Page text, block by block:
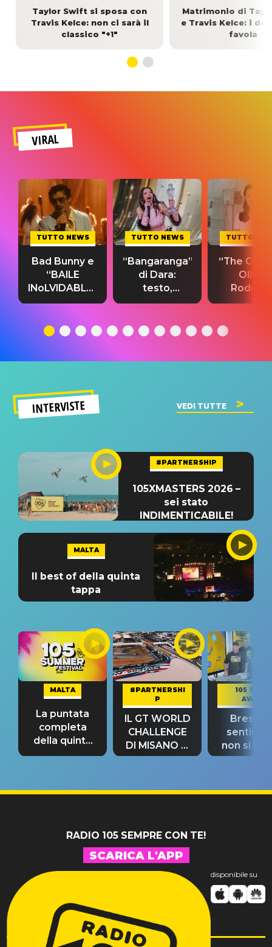
Taylor Swift si sposa con
Travis Kelce: non ci sarà il
classico "+1"
Matrimonio di
e Travis Kelce: i
favola
VIRAL
TUTTO NEWS
Bad Bunny e
“BAILE
INoLVIDABLE”:
testo,
significato
TUTTO NEWS
“Bangaranga”
di Dara:
testo,
traduzione e
del singolo
TUTTO
“The
Olivia
testo,
INTERVISTE VEDI TUTTE
#PARTNERSHIP
105XMASTERS 2026 –
sei stato
INDIMENTICABILE!
MALTA
Il best of della quinta
tappa
MALTA
La puntata
completa
della quinta
tappa
#PARTNERSHI
P
IL GT WORLD
CHALLENGE
DI MISANO si
riconferma
105 TAKE
AWAY
Bresh:
non si
fino alla
RADIO 105 SEMPRE CON TE!
SCARICA L'APP
disponibile su